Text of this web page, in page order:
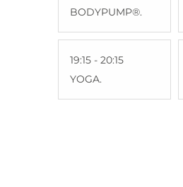
BODYPUMP®.
19:15 - 20:15
YOGA.